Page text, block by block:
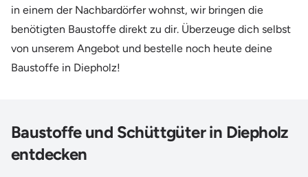
in einem der Nachbardörfer wohnst, wir bringen die
benötigten Baustoffe direkt zu dir. Überzeuge dich selbst
von unserem Angebot und bestelle noch heute deine
Baustoffe in Diepholz!
Baustoffe und Schüttgüter in Diepholz
entdecken